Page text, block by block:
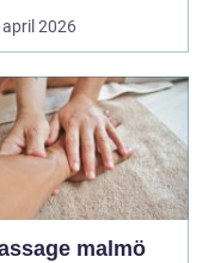
regelbunden ma...
2026
malmö